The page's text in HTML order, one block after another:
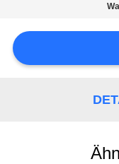
IN
FORDERN